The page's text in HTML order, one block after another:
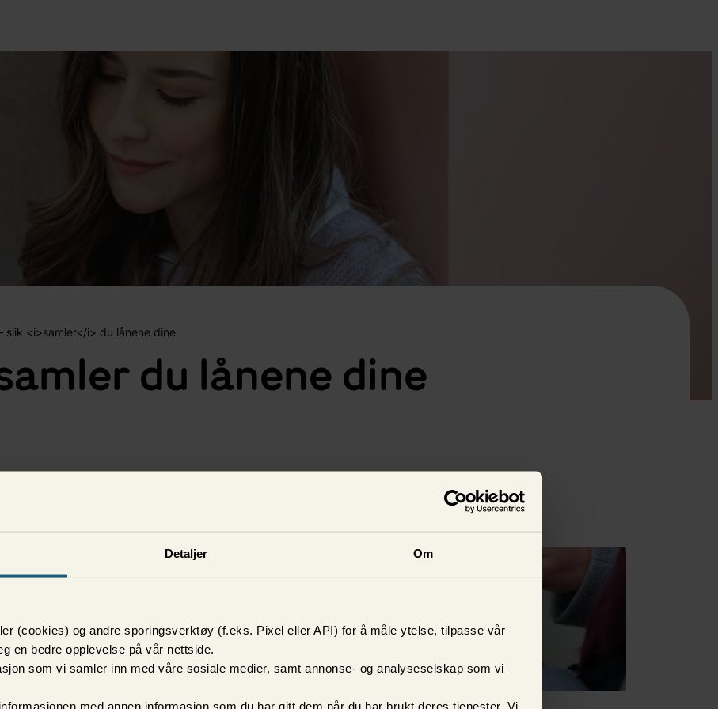
Detaljer Om
(cookies) og andre sporingsverktøy (f.eks. Pixel eller API) for å måle ytelse, tilpasse vår
en bedre opplevelse på vår nettside.
som vi samler inn med våre sosiale medier, samt annonse- og analyseselskap som vi
med annen informasjon som du har gitt dem når du har brukt deres tjenester. Vi
slik <i>samler</i> du lånene dine
du lånene dine